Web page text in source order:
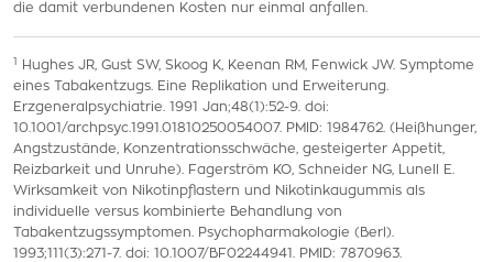
die damit verbundenen Kosten nur einmal anfallen.
1
Hughes JR, Gust SW, Skoog K, Keenan RM, Fenwick JW. Symptome
eines Tabakentzugs. Eine Replikation und Erweiterung.
Erzgeneralpsychiatrie. 1991 Jan;48(1):52-9. doi:
10.1001/archpsyc.1991.01810250054007. PMID: 1984762. (Heißhunger,
Angstzustände, Konzentrationsschwäche, gesteigerter Appetit,
Reizbarkeit und Unruhe). Fagerström KO, Schneider NG, Lunell E.
Wirksamkeit von Nikotinpflastern und Nikotinkaugummis als
individuelle versus kombinierte Behandlung von
Tabakentzugssymptomen. Psychopharmakologie (Berl).
1993;111(3):271-7. doi: 10.1007/BF02244941. PMID: 7870963.